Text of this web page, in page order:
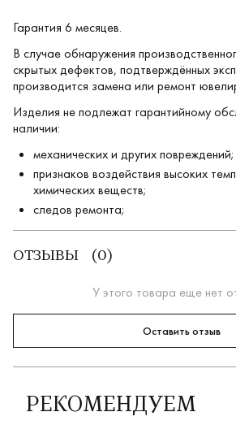
Гарантия 6 месяцев.
В случае обнаружения
скрытых дефектов, подтверждённых
производится замена или ремонт
Изделия не подлежат гарантийному
наличии:
механических и других повреждений;
признаков воздействия высоких
химических веществ;
следов ремонта;
ОТЗЫВЫ ( 0)
У этого товара еще нет
Оставить отзыв
РЕКОМЕНДУЕМ